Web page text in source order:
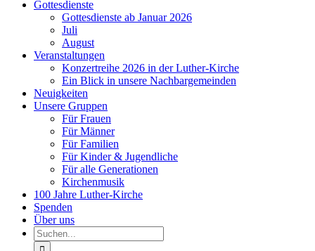
Gottesdienste
Gottesdienste ab Januar 2026
Juli
August
Veranstaltungen
Konzertreihe 2026 in der Luther-Kirche
Ein Blick in unsere Nachbargemeinden
Neuigkeiten
Unsere Gruppen
Für Frauen
Für Männer
Für Familien
Für Kinder & Jugendliche
Für alle Generationen
Kirchenmusik
100 Jahre Luther-Kirche
Spenden
Über uns
Suche
nach: